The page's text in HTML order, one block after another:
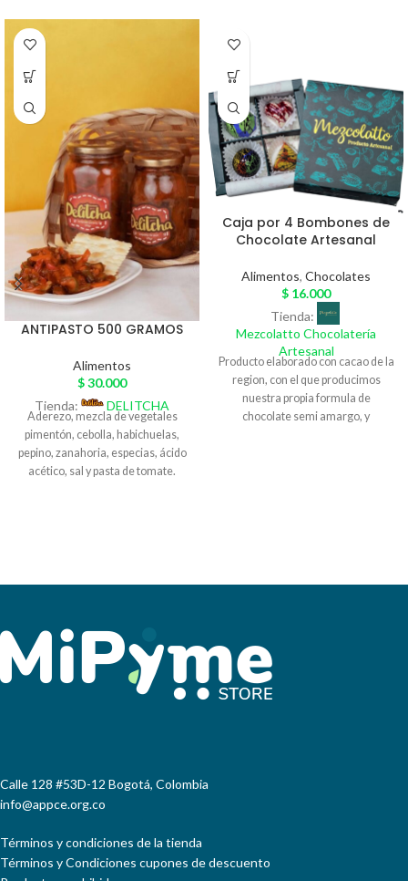
ANTIPASTO 500 GRAMOS
Alimentos
$30.000
Tienda:
DELITCHA
Aderezo, mezcla de vegetales
pimentón, cebolla, habichuelas,
pepino, zanahoria, especias, ácido
acético, sal y pasta de tomate.
Una vez abierto refrigerar y
consumir en el menor tiempo.
Acompáñalo con carnes blancas ,
rojas, pan tostado galletas y
Caja por 4 Bombones de
Chocolate Artesanal
Alimentos, Chocolates
$ 16.000
Tienda:
Mezcolatto Chocolatería
Artesanal
Producto elaborado con cacao de la
region, con el que producimos
nuestra propia formula de
chocolate semi amargo, y
Calle 128 #53D-12 Bogotá, Colombia
info@appce.org.co
Términos y condiciones de la tienda
Términos y Condiciones cupones de descuento